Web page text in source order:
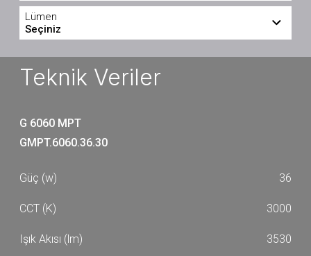
3000
Lümen
Seçiniz
3530
Teknik Veriler
G 6060 MPT
GMPT.6060.36.30
36
3000
3530